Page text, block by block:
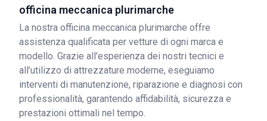
officina meccanica plurimarche
La nostra officina meccanica plurimarche offre
assistenza qualificata per vetture di ogni marca e
modello. Grazie all’esperienza dei nostri tecnici e
all’utilizzo di attrezzature moderne, eseguiamo
interventi di manutenzione, riparazione e diagnosi con
professionalità, garantendo affidabilità, sicurezza e
prestazioni ottimali nel tempo.